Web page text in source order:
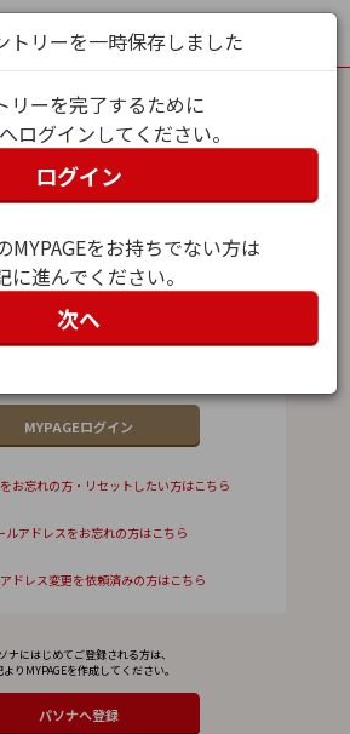
イン
お忘れの方・リセットしたい方はこちら
ルアドレスをお忘れの方はこちら
ドレス変更を依頼済みの方はこちら
ナにはじめてご登録される方は、
りMYPAGEを作成してください。
トリーを一時保存しました
リーを完了するために
ログインしてください。
ログイン
MYPAGEをお持ちでない方は
に進んでください。
次へ